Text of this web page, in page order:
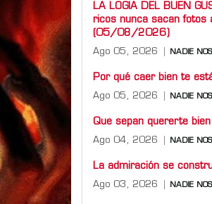
LA LOGIA DEL BUEN
ricos nunca sacan fotos
(05/08/2026)
Ago 05, 2026 NADIE
Por qué caer bien te
Ago 05, 2026 NADIE
Que sepan quererte bien
Ago 04, 2026 NADIE
La admiración se
Ago 03, 2026 NADIE